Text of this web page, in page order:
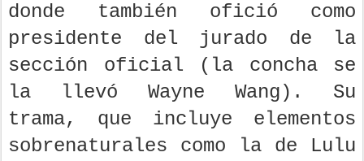
donde también ofició como
presidente del jurado de la
sección oficial (la concha se
la llevó Wayne Wang). Su
trama, que incluye elementos
sobrenaturales como la de Lulu